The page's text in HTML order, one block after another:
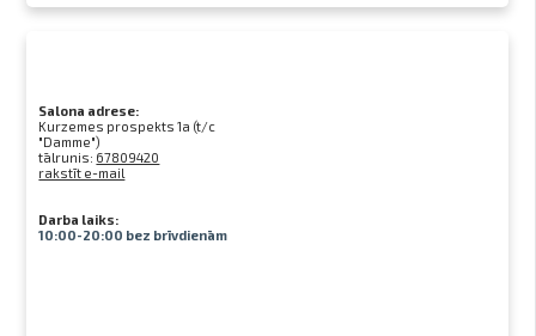
Salona adrese:
Kurzemes prospekts 1a (t/c
"Damme")
tālrunis: 67809420
rakstīt e-mail
Darba laiks:
10:00-20:00 bez brīvdienām